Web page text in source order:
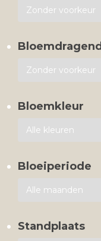
Bloemdragend
Bloemkleur
Bloeiperiode
Standplaats